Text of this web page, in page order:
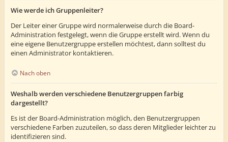
Wie werde ich Gruppenleiter?
Der Leiter einer Gruppe wird normalerweise durch die Board-
Administration festgelegt, wenn die Gruppe erstellt wird. Wenn du
eine eigene Benutzergruppe erstellen möchtest, dann solltest du
einen Administrator kontaktieren.
Nach oben
Weshalb werden verschiedene Benutzergruppen farbig
dargestellt?
Es ist der Board-Administration möglich, den Benutzergruppen
verschiedene Farben zuzuteilen, so dass deren Mitglieder leichter zu
identifizieren sind.